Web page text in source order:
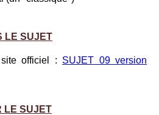
LE SUJET
officiel : SUJET 09 version
LE SUJET